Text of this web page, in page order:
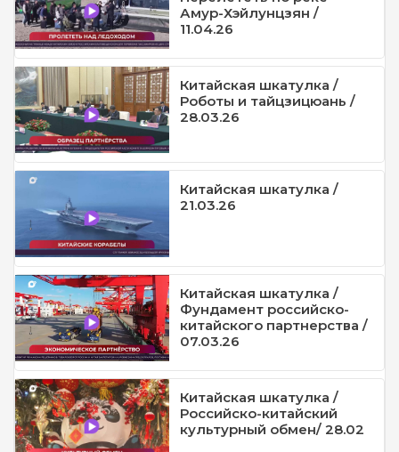
Амур-Хэйлунцзян /
11.04.26
Китайская шкатулка /
Роботы и тайцзицюань /
28.03.26
Китайская шкатулка /
21.03.26
Китайская шкатулка /
Фундамент российско-
китайского партнерства /
07.03.26
Китайская шкатулка /
Российско-китайский
культурный обмен/ 28.02